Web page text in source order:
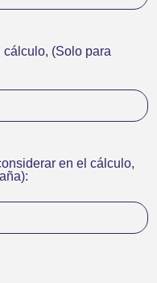
(Solo para
en el cálculo,